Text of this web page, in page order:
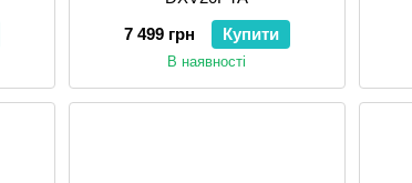
7 499 грн
Купити
В наявності